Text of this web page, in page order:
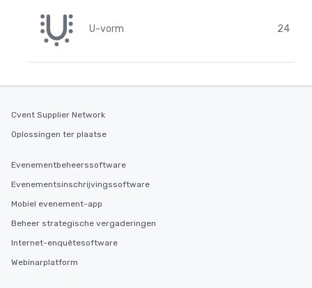
U-vorm 24
Cvent Supplier Network
Oplossingen ter plaatse
Evenementbeheerssoftware
Evenementsinschrijvingssoftware
Mobiel evenement-app
Beheer strategische vergaderingen
Internet-enquêtesoftware
Webinarplatform